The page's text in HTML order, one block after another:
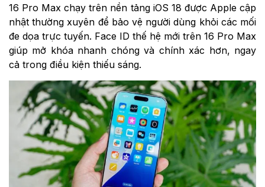
16 Pro Max chạy trên nền tảng iOS 18 được Apple cập
nhật thường xuyên để bảo vệ người dùng khỏi các mối
đe dọa trực tuyến. Face ID thế hệ mới trên 16 Pro Max
giúp mở khóa nhanh chóng và chính xác hơn, ngay
cả trong điều kiện thiếu sáng.